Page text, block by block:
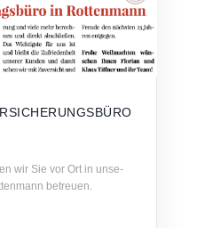
wir Sie vor Ort in unse-
betreuen.